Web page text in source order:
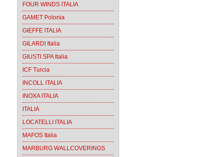
FOUR WINDS ITALIA
GAMET Polonia
GIEFFE ITALIA
GILARDI Italia
GIUSTI SPA Italia
ICF Turcia
INCOLL ITALIA
INOXA ITALIA
ITALIA
LOCATELLI ITALIA
MAFOS Italia
MARBURG WALLCOVERINGS